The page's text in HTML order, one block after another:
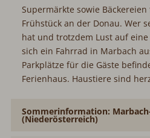
Supermärkte sowie
Frühstück an der Donau. Wer
hat und trotzdem Lust auf
sich ein Fahrrad in Marbach
Parkplätze für die Gäste
Ferienhaus. Haustiere sind
Sommerinformation:
(Niederösterreich)